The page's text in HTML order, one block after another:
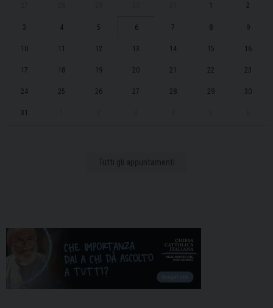
1 2
3 4 5 6 7 8 9
10 11 12 13 14 15 16
17 18 19 20 21 22 23
24 25 26 27 28 29 30
31
Tutti gli appuntamenti